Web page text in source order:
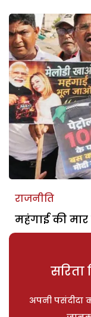
राजनीति
महंगाई की
सरिता
अपनी पसंदीदा